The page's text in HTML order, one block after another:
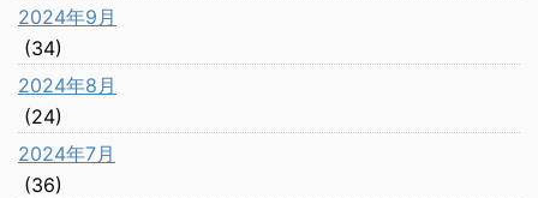
2024年9月
(34)
2024年8月
(24)
2024年7月
(36)